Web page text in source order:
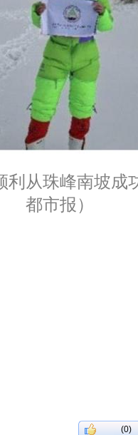
利从珠峰南坡成
都市报）
(0)